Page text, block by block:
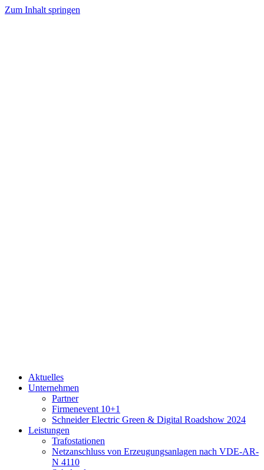
Zum Inhalt springen
Aktuelles
Unternehmen
Partner
Firmenevent 10+1
Schneider Electric Green & Digital Roadshow 2024
Leistungen
Trafostationen
Netzanschluss von Erzeugungsanlagen nach VDE-AR-
N 4110